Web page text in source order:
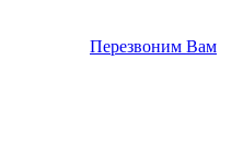
Перезвоним Вам